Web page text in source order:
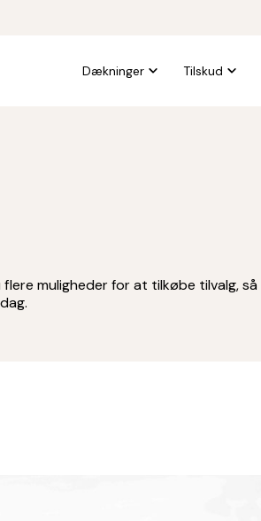
Dækninger Tilskud
flere muligheder for at tilkøbe tilvalg, så